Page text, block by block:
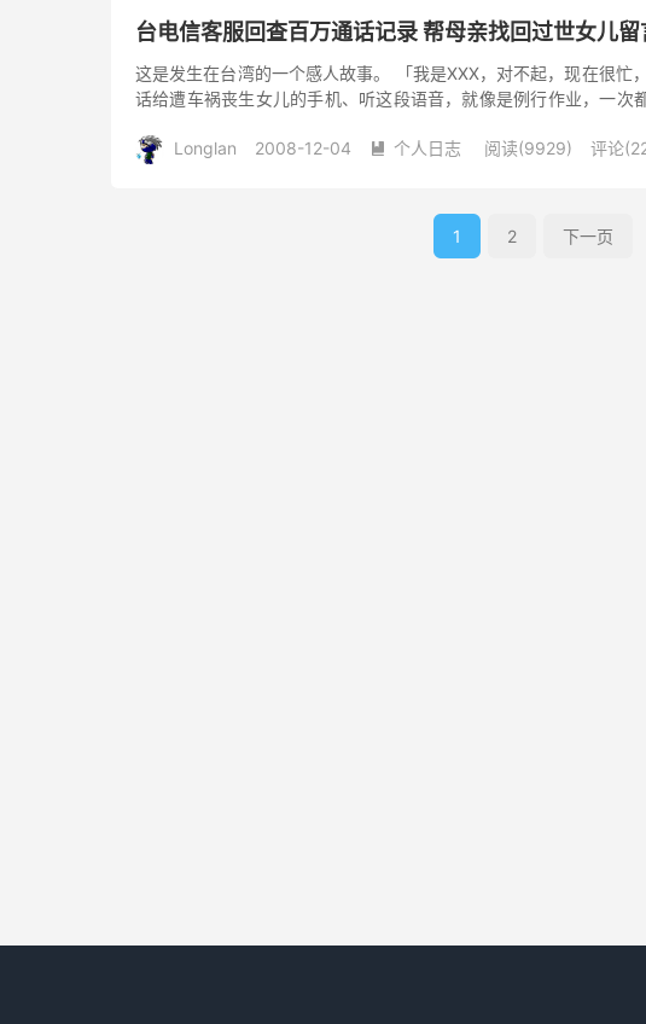
台电信客服回查百万通话记录 帮母亲找回过世女儿留
这是发生在台湾的一个感人故事。 「我是XXX，对不起，现在很
话给遭车祸丧生女儿的手机、听这段语音，就像是例行作业，一次
Longlan 2008-12-04  个人日志 阅读(9929) 评论
1 2 下一页